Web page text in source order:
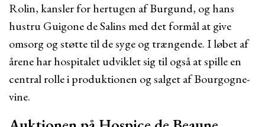
Rolin, kansler for hertugen af Burgund, og hans
hustru Guigone de Salins med det formål at give
omsorg og støtte til de syge og trængende. I løbet af
årene har hospitalet udviklet sig til også at spille en
central rolle i produktionen og salget af Bourgogne-
vine.